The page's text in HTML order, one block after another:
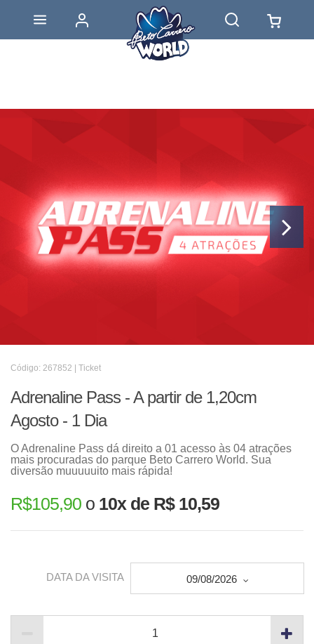
Código: 267852 | Ticket
Adrenaline Pass - A partir de 1,20cm
Agosto - 1 Dia
O Adrenaline Pass dá direito a 01 acesso às 04 atrações
mais procuradas do parque Beto Carrero World. Sua
diversão muuuuuito mais rápida!
R$105,90 o 10x de R$ 10,59
DATA DA VISITA 09/08/2026